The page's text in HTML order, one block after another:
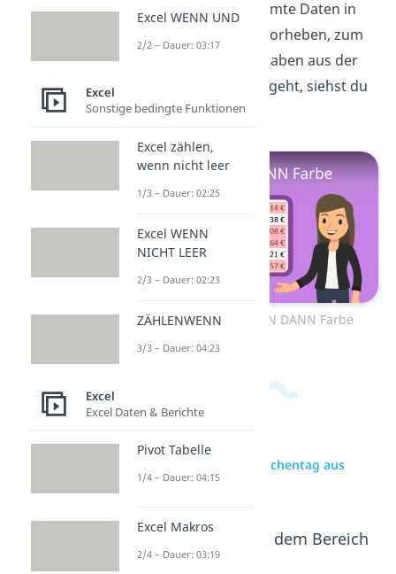
Farbe
kannst du bestimmte Daten in
deinem Dokument hervorheben, zum
Beispiel alle Datumsangaben aus der
letzten Woche. Wie das geht, siehst du
hier.
Zum Video: Excel WENN DANN Farbe
zur Videoseite: Excel Wochentag aus
Datum
Beliebte Inhalte aus dem Bereich
Excel WENN UND
2/2 – Dauer: 03:17
Excel
Sonstige bedingte Funktionen
Excel zählen,
wenn nicht leer
1/3 – Dauer: 02:25
Excel WENN
NICHT LEER
2/3 – Dauer: 02:23
ZÄHLENWENN
3/3 – Dauer: 04:23
Excel
Excel Daten & Berichte
Pivot Tabelle
1/4 – Dauer: 04:15
Excel Makros
2/4 – Dauer: 03:19